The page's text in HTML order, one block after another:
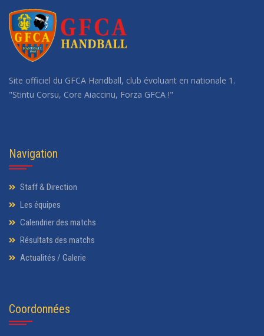
Site officiel du GFCA Handball, club évoluant en nationale 1.
"Stintu Corsu, Core Aiaccinu, Forza GFCA !"
Navigation
Staff & Direction
Les équipes
Calendrier des matchs
Résultats des matchs
Actualités / Galerie
Coordonnées